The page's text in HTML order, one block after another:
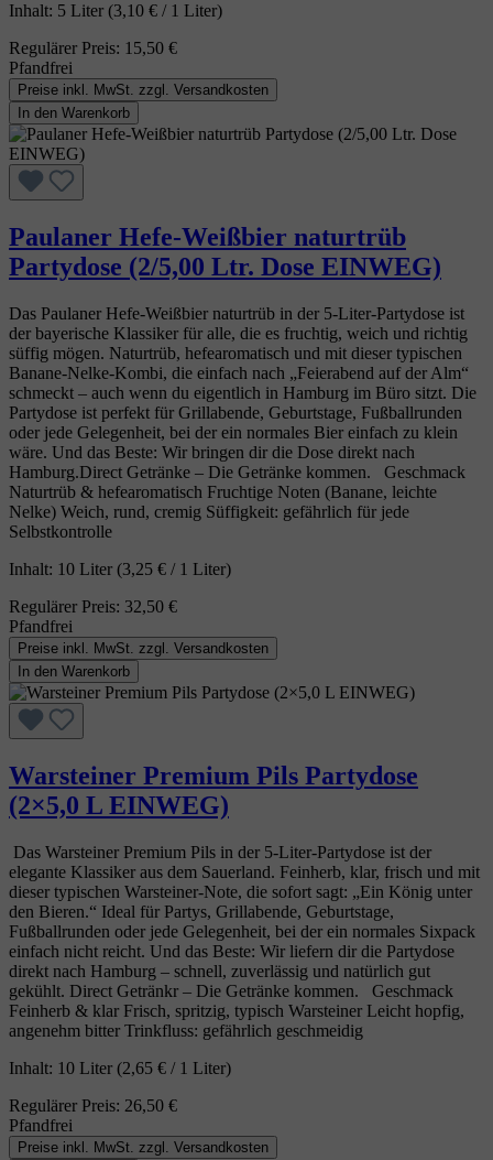
Inhalt: 5 Liter (3,10 € / 1 Liter)
Regulärer Preis: 15,50 €
Pfandfrei
Preise inkl. MwSt. zzgl. Versandkosten
In den Warenkorb
Paulaner Hefe-Weißbier naturtrüb
Partydose (2/5,00 Ltr. Dose EINWEG)
Das Paulaner Hefe‑Weißbier naturtrüb in der 5‑Liter‑Partydose ist
der bayerische Klassiker für alle, die es fruchtig, weich und richtig
süffig mögen. Naturtrüb, hefearomatisch und mit dieser typischen
Banane‑Nelke‑Kombi, die einfach nach „Feierabend auf der Alm“
schmeckt – auch wenn du eigentlich in Hamburg im Büro sitzt. Die
Partydose ist perfekt für Grillabende, Geburtstage, Fußballrunden
oder jede Gelegenheit, bei der ein normales Bier einfach zu klein
wäre. Und das Beste: Wir bringen dir die Dose direkt nach
Hamburg.Direct Getränke – Die Getränke kommen. Geschmack
Naturtrüb & hefearomatisch Fruchtige Noten (Banane, leichte
Nelke) Weich, rund, cremig Süffigkeit: gefährlich für jede
Selbstkontrolle
Inhalt: 10 Liter (3,25 € / 1 Liter)
Regulärer Preis: 32,50 €
Pfandfrei
Preise inkl. MwSt. zzgl. Versandkosten
In den Warenkorb
Warsteiner Premium Pils Partydose
(2×5,0 L EINWEG)
Das Warsteiner Premium Pils in der 5‑Liter‑Partydose ist der
elegante Klassiker aus dem Sauerland. Feinherb, klar, frisch und mit
dieser typischen Warsteiner‑Note, die sofort sagt: „Ein König unter
den Bieren.“ Ideal für Partys, Grillabende, Geburtstage,
Fußballrunden oder jede Gelegenheit, bei der ein normales Sixpack
einfach nicht reicht. Und das Beste: Wir liefern dir die Partydose
direkt nach Hamburg – schnell, zuverlässig und natürlich gut
gekühlt. Direct Getränkr – Die Getränke kommen. Geschmack
Feinherb & klar Frisch, spritzig, typisch Warsteiner Leicht hopfig,
angenehm bitter Trinkfluss: gefährlich geschmeidig
Inhalt: 10 Liter (2,65 € / 1 Liter)
Regulärer Preis: 26,50 €
Pfandfrei
Preise inkl. MwSt. zzgl. Versandkosten